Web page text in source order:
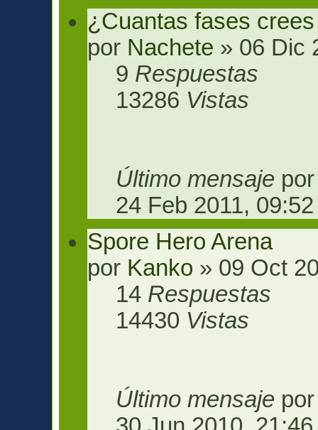
¿Cuantas fases
por Nachete » 06 Dic
9 Respuestas
13286 Vistas
Último mensaje
24 Feb 2011, 09:52
Spore Hero Arena
por Kanko » 09 Oct
14 Respuestas
14430 Vistas
Último mensaje